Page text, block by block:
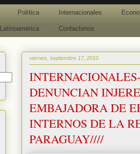
Política Internacionales
Latinoamérica Contactenos
viernes, septiembre 17, 2010
DENUNCIAN
EMBAJADORA DE
INTERNOS DE LA
PARAGUAY////